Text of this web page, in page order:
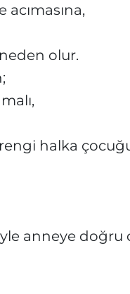
acımasına,
olur.
halka
anneye doğru